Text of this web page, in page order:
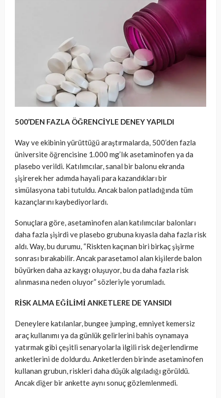
500’DEN FAZLA ÖĞRENCİYLE DENEY YAPILDI
Way ve ekibinin yürüttüğü araştırmalarda, 500’den fazla
üniversite öğrencisine 1.000 mg’lık asetaminofen ya da
plasebo verildi. Katılımcılar, sanal bir balonu ekranda
şişirerek her adımda hayali para kazandıkları bir
simülasyona tabi tutuldu. Ancak balon patladığında tüm
kazançlarını kaybediyorlardı.
Sonuçlara göre, asetaminofen alan katılımcılar balonları
daha fazla şişirdi ve plasebo grubuna kıyasla daha fazla risk
aldı. Way, bu durumu, “Riskten kaçınan biri birkaç şişirme
sonrası bırakabilir. Ancak parasetamol alan kişilerde balon
büyürken daha az kaygı oluşuyor, bu da daha fazla risk
alınmasına neden oluyor” sözleriyle yorumladı.
RİSK ALMA EĞİLİMİ ANKETLERE DE YANSIDI
Deneylere katılanlar, bungee jumping, emniyet kemersiz
araç kullanımı ya da günlük gelirlerini bahis oynamaya
yatırmak gibi çeşitli senaryolarla ilgili risk değerlendirme
anketlerini de doldurdu. Anketlerden birinde asetaminofen
kullanan grubun, riskleri daha düşük algıladığı görüldü.
Ancak diğer bir ankette aynı sonuç gözlemlenmedi.